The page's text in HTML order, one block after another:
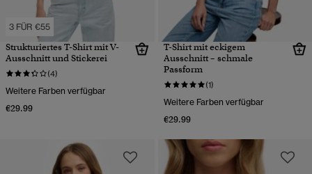
3 FÜR €55
Strukturiertes T-Shirt mit V-
Ausschnitt und Stickerei
(4)
Weitere Farben verfügbar
€29.99
T-Shirt mit eckigem
Ausschnitt – schmale
Passform
(1)
Weitere Farben verfügbar
€29.99